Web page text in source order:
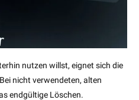
nutzen willst, eignet sich die
nicht verwendeten, alten
endgültige Löschen.